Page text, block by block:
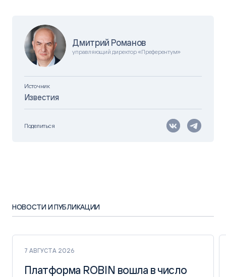
Дмитрий Романов
управляющий директор «Преферентум»
Источник
Известия
Поделиться
НОВОСТИ И ПУБЛИКАЦИИ
7 АВГУСТА 2026
Платформа ROBIN вошла в число
Платформа ROBIN вошла в число